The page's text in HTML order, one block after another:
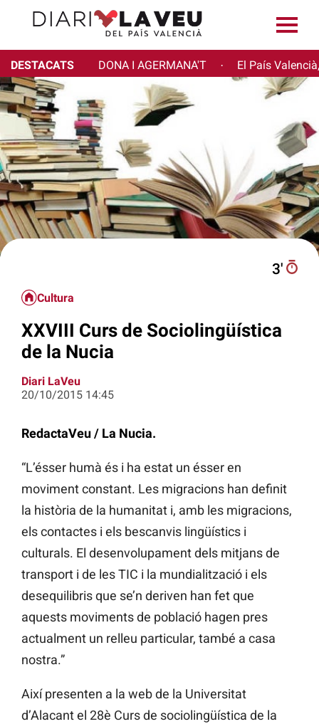
DESTACATS DONA I AGERMANA'T · El País
3′
Cultura
XXVIII Curs de Sociolingüística
de la Nucia
Diari LaVeu
20/10/2015 14:45
RedactaVeu / La Nucia.
“L’ésser humà és i ha estat un ésser en
moviment constant. Les migracions han definit
la història de la humanitat i, amb les migracions,
els contactes i els bescanvis lingüístics i
culturals. El desenvolupament dels mitjans de
transport i de les TIC i la mundialització i els
desequilibris que se’n deriven han fet que
aquests moviments de població hagen pres
actualment un relleu particular, també a casa
nostra.”
Així presenten a la web de la Universitat
d’Alacant el 28è Curs de sociolingüística de la